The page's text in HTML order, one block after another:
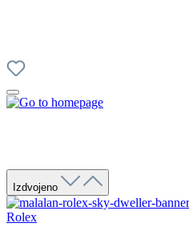
Izdvojeno
Rolex